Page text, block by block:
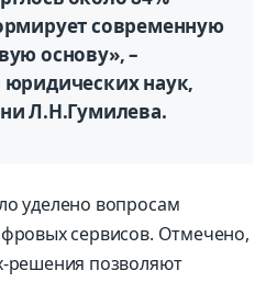
современную
ю основу»,–
юридических наук,
Л.Н.Гумилева.
уделено вопросам
сервисов. Отмечено,
-решения позволяют